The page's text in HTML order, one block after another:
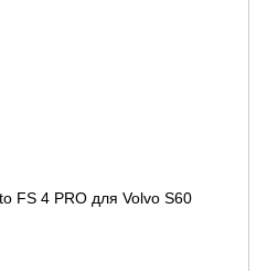
FS 4 PRO для Volvo S60